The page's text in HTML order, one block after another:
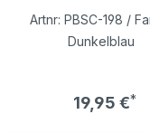
Artnr: PBSC-198 /
Dunkelblau
Regulärer
19,95 €